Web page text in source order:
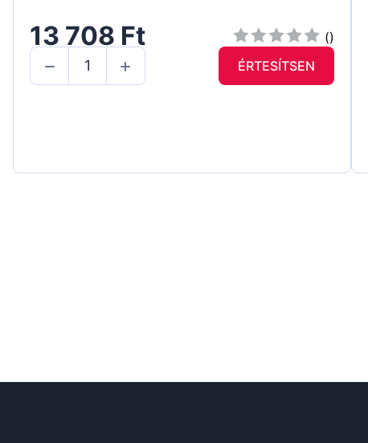
13 708 Ft
()
ÉRTESÍTSEN